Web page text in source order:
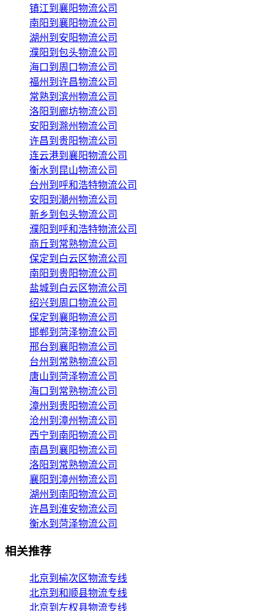
镇江到襄阳物流公司
南阳到襄阳物流公司
湖州到安阳物流公司
濮阳到包头物流公司
海口到周口物流公司
福州到许昌物流公司
常熟到滨州物流公司
洛阳到廊坊物流公司
安阳到滁州物流公司
许昌到贵阳物流公司
连云港到襄阳物流公司
衡水到昆山物流公司
台州到呼和浩特物流公司
安阳到潮州物流公司
新乡到包头物流公司
濮阳到呼和浩特物流公司
商丘到常熟物流公司
保定到白云区物流公司
南阳到贵阳物流公司
盐城到白云区物流公司
绍兴到周口物流公司
保定到襄阳物流公司
邯郸到菏泽物流公司
邢台到襄阳物流公司
台州到常熟物流公司
唐山到菏泽物流公司
海口到常熟物流公司
漳州到贵阳物流公司
沧州到漳州物流公司
西宁到南阳物流公司
南昌到襄阳物流公司
洛阳到常熟物流公司
襄阳到漳州物流公司
湖州到南阳物流公司
许昌到淮安物流公司
衡水到菏泽物流公司
相关推荐
北京到榆次区物流专线
北京到和顺县物流专线
北京到左权县物流专线